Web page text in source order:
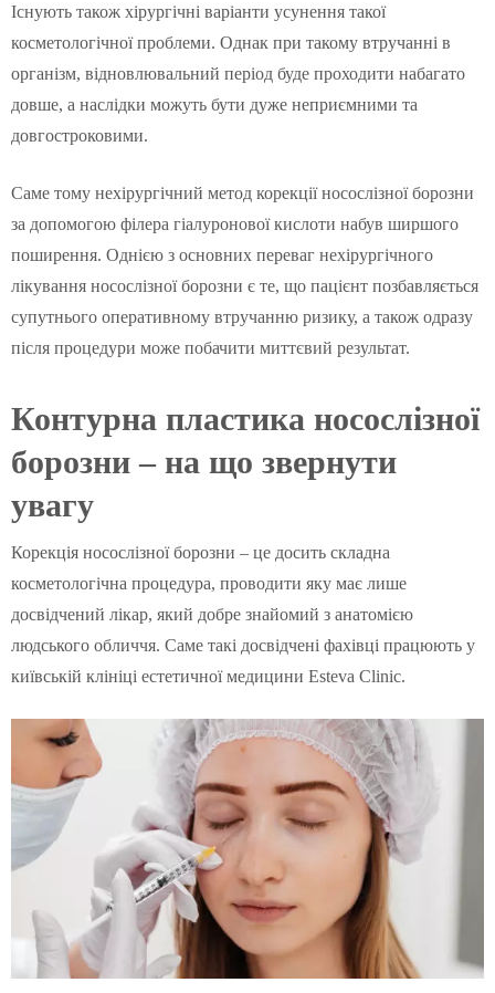
Існують також хірургічні варіанти усунення такої
косметологічної проблеми. Однак при такому втручанні в
організм, відновлювальний період буде проходити набагато
довше, а наслідки можуть бути дуже неприємними та
довгостроковими.
Саме тому нехірургічний метод корекції носослізної борозни
за допомогою філера гіалуронової кислоти набув ширшого
поширення. Однією з основних переваг нехірургічного
лікування носослізної борозни є те, що пацієнт позбавляється
супутнього оперативному втручанню ризику, а також одразу
після процедури може побачити миттєвий результат.
Контурна пластика носослізної
борозни – на що звернути
увагу
Корекція носослізної борозни – це досить складна
косметологічна процедура, проводити яку має лише
досвідчений лікар, який добре знайомий з анатомією
людського обличчя. Саме такі досвідчені фахівці працюють у
київській клініці естетичної медицини Esteva Clinic.